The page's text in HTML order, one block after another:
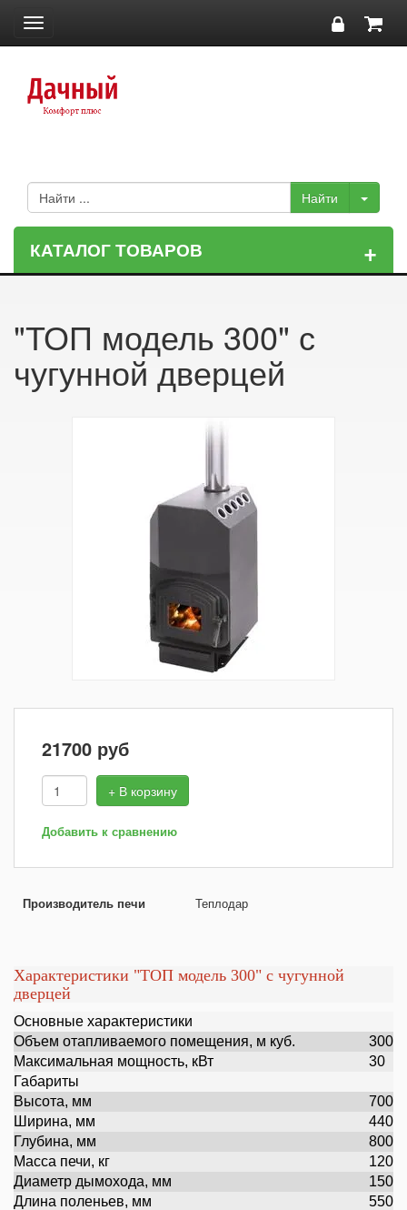
Toggle
navigation
КАТАЛОГ ТОВАРОВ +
"ТОП модель 300" с
чугунной дверцей
21700 руб
+ В корзину
Добавить к сравнению
Производитель печи Теплодар
Характеристики "ТОП модель 300" с чугунной
дверцей
Основные характеристики
Объем отапливаемого помещения, м куб.
300
Максимальная мощность, кВт
30
Габариты
Высота, мм
700
Ширина, мм
440
Глубина, мм
800
Масса печи, кг
120
Диаметр дымохода, мм
150
Длина поленьев, мм
550